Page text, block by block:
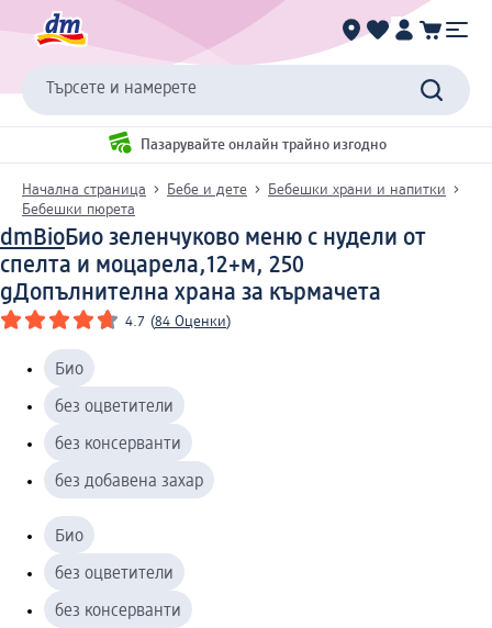
Търсете и намерете
Пазарувайте онлайн трайно изгодно
Начална страница Бебе и дете
Бебешки храни и напитки
Бебешки пюрета
dmBioБио зеленчуково меню с нудели от
спелта и моцарела,12+м, 250
gДопълнителна храна за кърмачета
4.7 (84 Оценки)
Био
без оцветители
без консерванти
без добавена захар
Био
без оцветители
без консерванти